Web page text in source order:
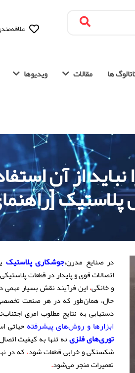
ها مقالات ویدیوها
از آن
در صنایع مدرن،جوشکاری پلاستیک
اتصالات قوی و پایدار در قطعات
و خانگی،این فرآیند نقش بسیار مهمی
حال، همان‌طور که در هر صنعت
دستیابی به نتایج مطلوب امری
ابزارها و روش‌های پیشرفته حیاتی
توری‌های فلزینه‌ تنها به کیفیت
شکستگی و خرابی قطعات شود، که در
تعمیرات منجر می‌شود.